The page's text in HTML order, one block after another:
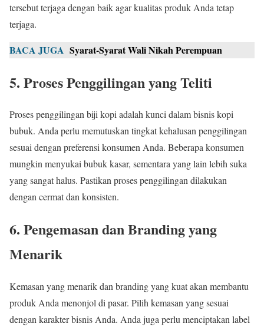
tersebut terjaga dengan baik agar kualitas produk Anda tetap
terjaga.
BACA JUGA Syarat-Syarat Wali Nikah Perempuan
5. Proses Penggilingan yang Teliti
Proses penggilingan biji kopi adalah kunci dalam bisnis kopi
bubuk. Anda perlu memutuskan tingkat kehalusan penggilingan
sesuai dengan preferensi konsumen Anda. Beberapa konsumen
mungkin menyukai bubuk kasar, sementara yang lain lebih suka
yang sangat halus. Pastikan proses penggilingan dilakukan
dengan cermat dan konsisten.
6. Pengemasan dan Branding yang
Menarik
Kemasan yang menarik dan branding yang kuat akan membantu
produk Anda menonjol di pasar. Pilih kemasan yang sesuai
dengan karakter bisnis Anda. Anda juga perlu menciptakan label